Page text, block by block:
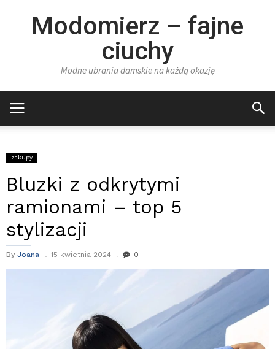
Modomierz – fajne
ciuchy
Modne ubrania damskie na każdą okazję
zakupy
Bluzki z odkrytymi
ramionami – top 5
stylizacji
By Joana 15 kwietnia 2024 0